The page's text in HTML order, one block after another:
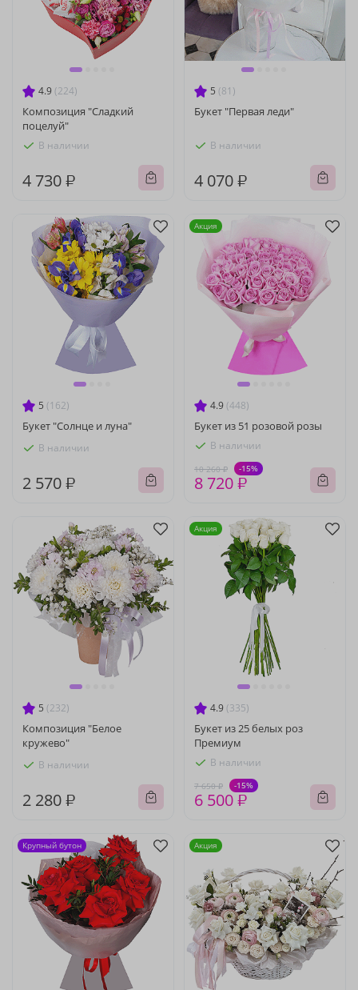
4.9 (224)
Композиция "Сладкий
поцелуй"
В наличии
4 730 ₽
5 (81)
Букет "Первая леди"
В наличии
4 070 ₽
5 (162)
Букет "Солнце и луна"
В наличии
2 570 ₽
4.9 (448)
Букет из 51 розовой розы
В наличии
10 260 ₽ -15%
8 720 ₽
Акция
5 (232)
Композиция "Белое
кружево"
В наличии
2 280 ₽
4.9 (335)
Букет из 25 белых роз
Премиум
В наличии
7 650 ₽ -15%
6 500 ₽
Акция
Крупный бутон Акция